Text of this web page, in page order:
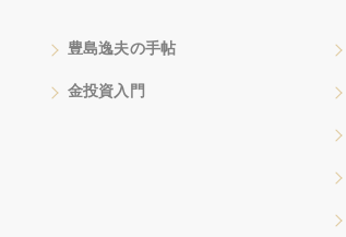
豊島逸夫の手帖
金投資入門